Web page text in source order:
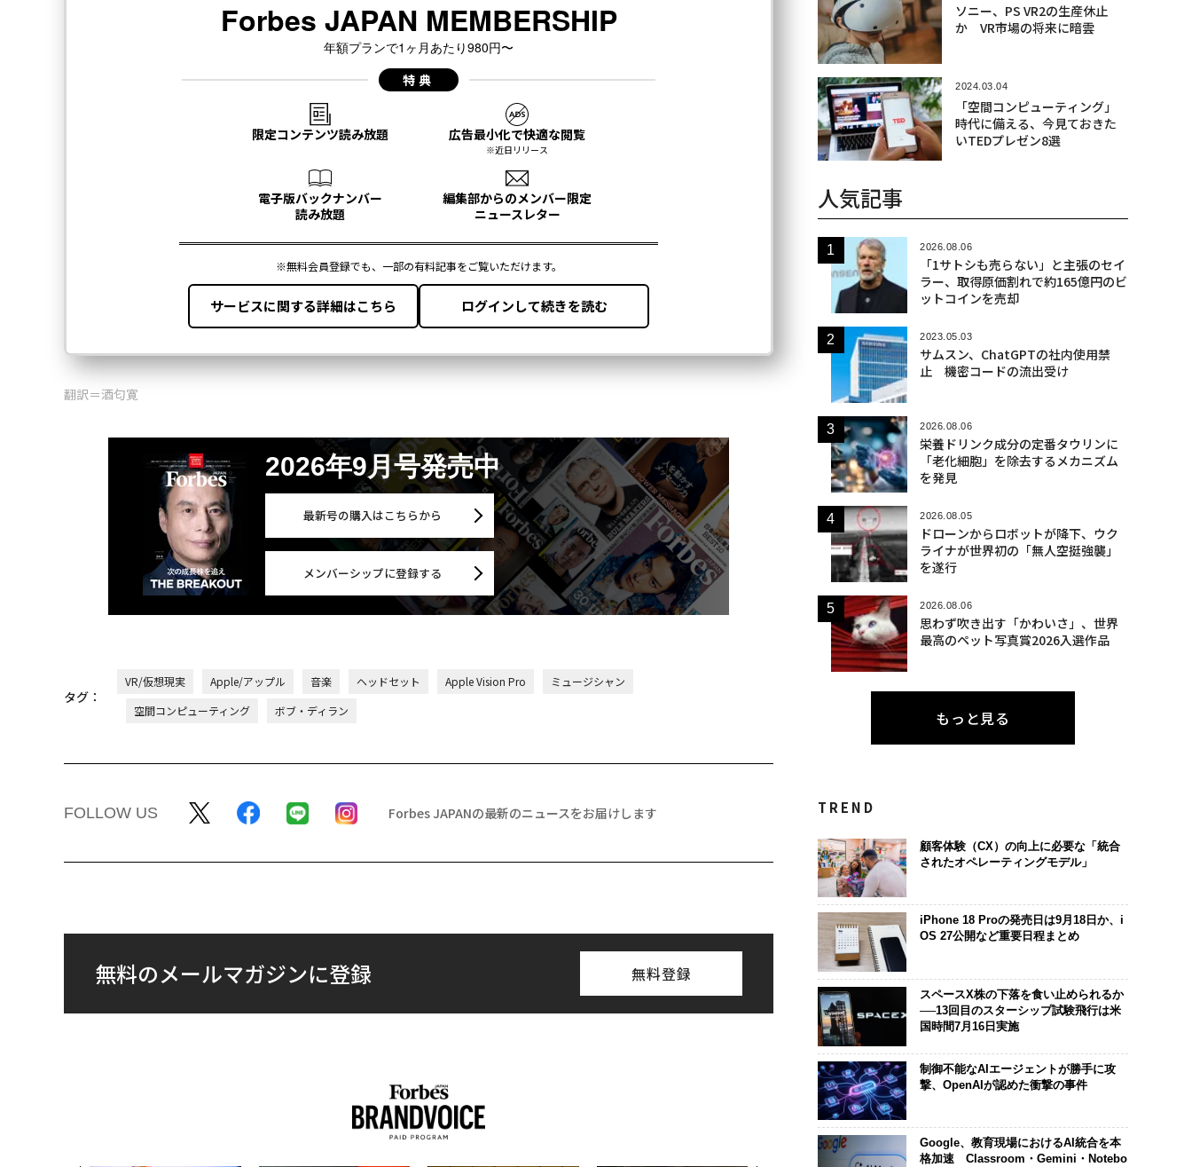
翻訳＝酒匂寛
2026年9月号発売中
最新号の購入はこちらから
メンバーシップに登録する
タグ：
VR/仮想現実 Apple/アップル 音楽 ヘッドセット Apple Vision Pro
ミュージシャン
空間コンピューティング
ボブ・ディラン
FOLLOW US Forbes JAPANの最新のニュースをお届けします
無料のメールマガジンに登録 無料登録
ソニー、PS VR2の生産休止
か VR市場の将来に暗雲
2024.03.04
「空間コンピューティング」
時代に備える、今見ておきた
いTEDプレゼン8選
人気記事
2026.08.06
「1サトシも売らない」と主張のセイ
ラー、取得原価割れで約165億円のビ
ットコインを売却
2023.05.03
サムスン、ChatGPTの社内使用禁
止 機密コードの流出受け
2026.08.06
栄養ドリンク成分の定番タウリンに
「老化細胞」を除去するメカニズム
を発見
2026.08.05
ドローンからロボットが降下、ウク
ライナが世界初の「無人空挺強襲」
を遂行
2026.08.06
思わず吹き出す「かわいさ」、世界
最高のペット写真賞2026入選作品
もっと見る
TREND
顧客体験（CX）の向上に必要な「統合
されたオペレーティングモデル」
iPhone 18 Proの発売日は9月18日か、i
OS 27公開など重要日程まとめ
スペースX株の下落を食い止められるか
──13回目のスターシップ試験飛行は米
国時間7月16日実施
制御不能なAIエージェントが勝手に攻
撃、OpenAIが認めた衝撃の事件
Google、教育現場におけるAI統合を本
格加速 Classroom・Gemini・Notebo